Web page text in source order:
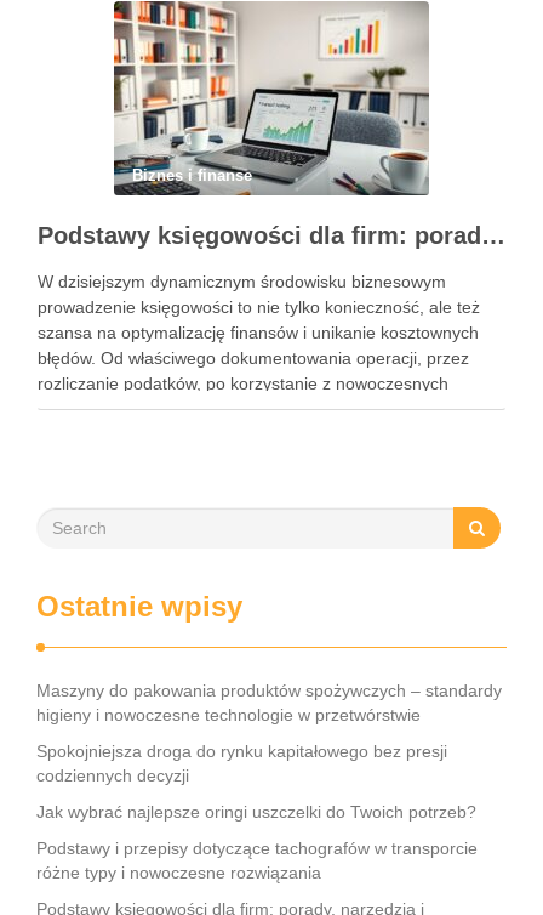
Biznes i finanse
Podstawy księgowości dla firm: porady, narzędzia i nowoczesne rozwiązania
W dzisiejszym dynamicznym środowisku biznesowym
prowadzenie księgowości to nie tylko konieczność, ale też
szansa na optymalizację finansów i unikanie kosztownych
błędów. Od właściwego dokumentowania operacji, przez
rozliczanie podatków, po korzystanie z nowoczesnych
narzędzi – każdy przedsiębiorca musi znać kluczowe
Ostatnie wpisy
Maszyny do pakowania produktów spożywczych – standardy
higieny i nowoczesne technologie w przetwórstwie
Spokojniejsza droga do rynku kapitałowego bez presji
codziennych decyzji
Jak wybrać najlepsze oringi uszczelki do Twoich potrzeb?
Podstawy i przepisy dotyczące tachografów w transporcie
różne typy i nowoczesne rozwiązania
Podstawy księgowości dla firm: porady, narzędzia i